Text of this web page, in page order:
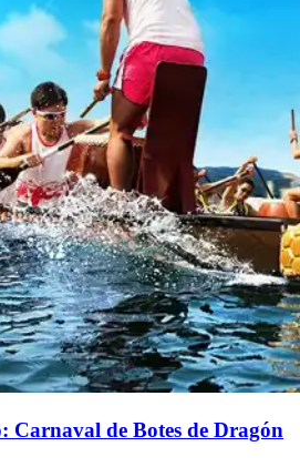
Carnaval de Botes de Dragón